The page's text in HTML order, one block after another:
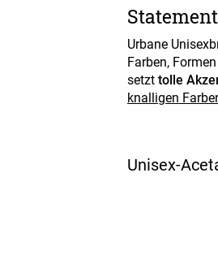
Urbane
Farben,
setzt tolle
knalligen
Unisex-